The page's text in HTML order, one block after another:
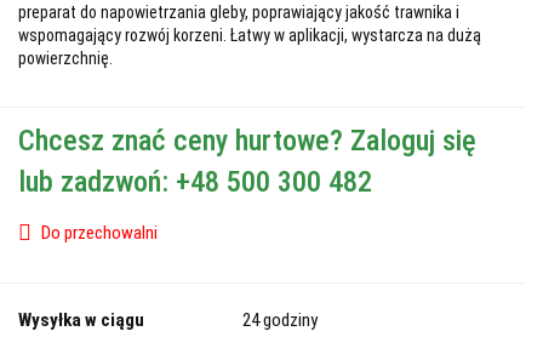
preparat do napowietrzania gleby, poprawiający jakość trawnika i
wspomagający rozwój korzeni. Łatwy w aplikacji, wystarcza na dużą
powierzchnię.
Chcesz znać ceny hurtowe? Zaloguj się
lub zadzwoń: +48 500 300 482
Do przechowalni
Wysyłka w ciągu 24 godziny